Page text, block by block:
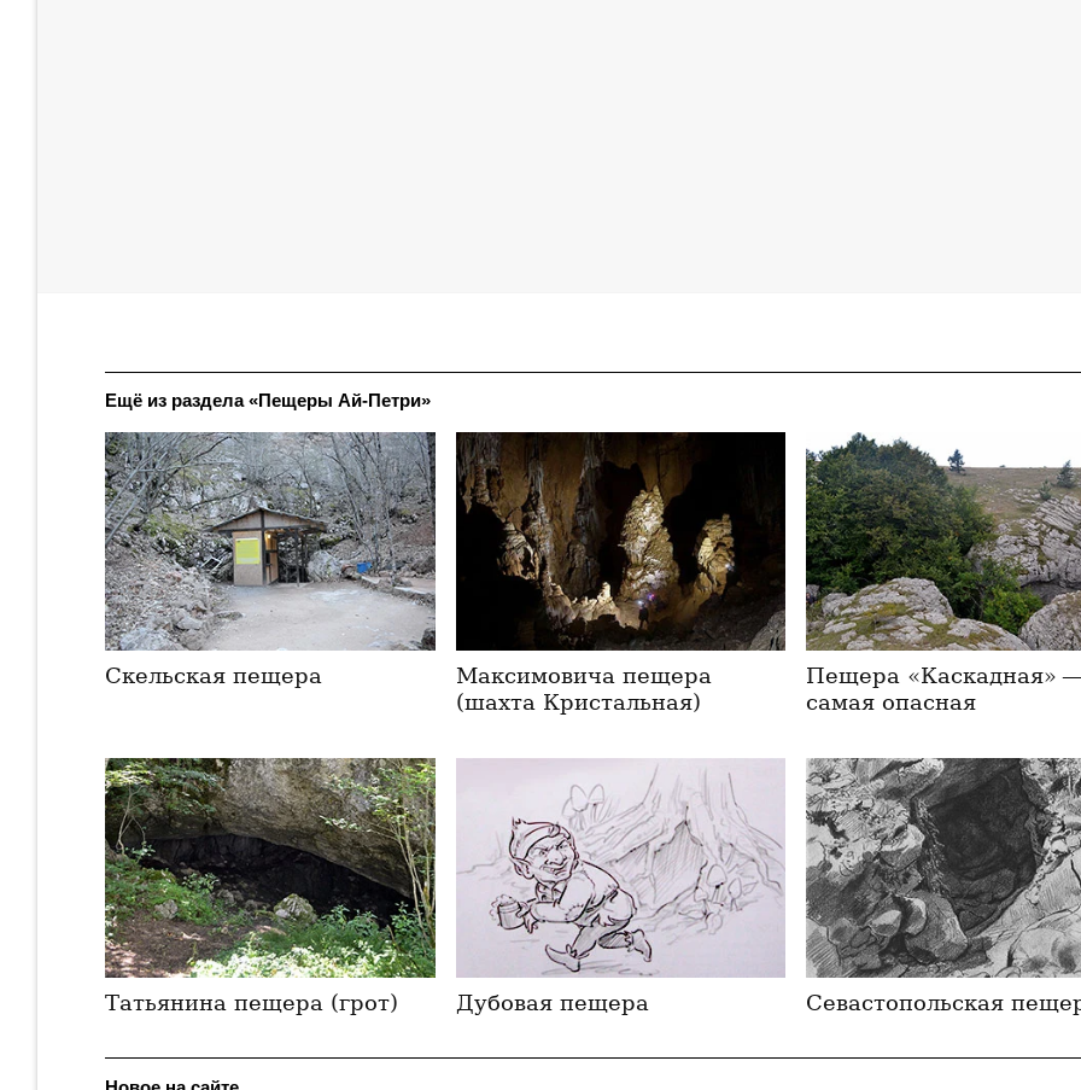
Ещё из раздела «Пещеры Ай-Петри»
Скельская пещера
Максимовича пещера
(шахта Кристальная)
Пещера «Каскадная»
самая опасная
Татьянина пещера (грот) Дубовая пещера Севастопольская